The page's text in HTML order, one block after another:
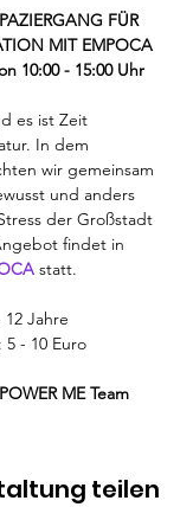
FÜR
MIT EMPOCA
10:00 - 15:00 Uhr
es ist Zeit
In dem
wir gemeinsam
und anders
der Großstadt
findet in
statt.
Jahre
- 10 Euro
ME Team
teilen